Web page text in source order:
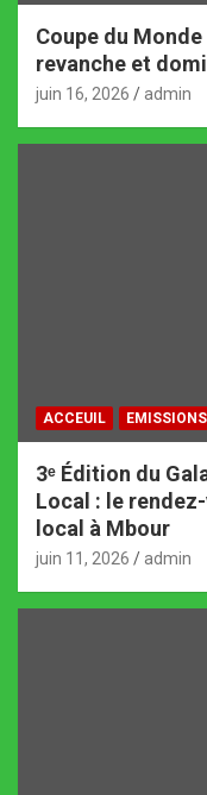
Coupe du
revanche et
juin 16, 2026 admin
ACCEUIL EMISSIONS
3ᵉ Édition du
Local : le
local à Mbour
juin 11, 2026 admin